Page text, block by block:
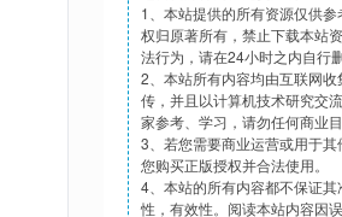
1、本站提供的所有资源仅供
权归原著所有，禁止下载本站
法行为，请在24小时之内自行
2、本站所有内容均由互联网
传，并且以计算机技术研究交
家参考、学习，请勿任何商业
3、若您需要商业运营或用于
您购买正版授权并合法使用。
4、本站的所有内容都不保证
性，有效性。阅读本站内容因